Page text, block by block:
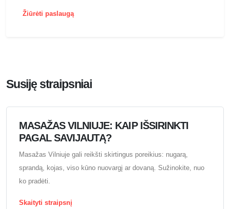
Žiūrėti paslaugą
Susiję straipsniai
MASAŽAS VILNIUJE: KAIP IŠSIRINKTI
PAGAL SAVIJAUTĄ?
Masažas Vilniuje gali reikšti skirtingus poreikius: nugarą,
sprandą, kojas, viso kūno nuovargį ar dovaną. Sužinokite, nuo
ko pradėti.
Skaityti straipsnį